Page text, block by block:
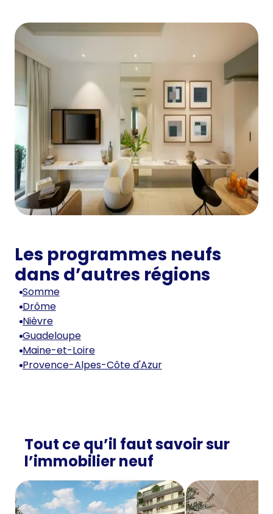
Les programmes neufs
dans d’autres régions
Somme
Drôme
Nièvre
Guadeloupe
Maine-et-Loire
Provence-Alpes-Côte d'Azur
Tout ce qu’il faut savoir sur
l’immobilier neuf